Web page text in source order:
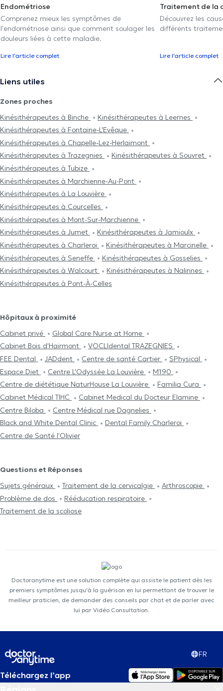
Endométriose
Comprenez mieux les symptômes de
l'endométriose ainsi que comment soulager les
douleurs liées à cette maladie.
Lire l'article complet
Traitement de la
Découvrez les
différents
Lire l'article complet
Liens utiles
Zones proches
Kinésithérapeutes à Binche
Kinésithérapeutes à Leernes
Kinésithérapeutes à Fontaine-L'Evêque
Kinésithérapeutes à Chapelle-Lez-Herlaimont
Kinésithérapeutes à Trazegnies
Kinésithérapeutes à Souvret
Kinésithérapeutes à Tubize
Kinésithérapeutes à Marchienne-Au-Pont
Kinésithérapeutes à La Louvière
Kinésithérapeutes à Courcelles
Kinésithérapeutes à Mont-Sur-Marchienne
Kinésithérapeutes à Jumet
Kinésithérapeutes à Jamioulx
Kinésithérapeutes à Charleroi
Kinésithérapeutes à Marcinelle
Kinésithérapeutes à Seneffe
Kinésithérapeutes à Gosselies
Kinésithérapeutes à Walcourt
Kinésithérapeutes à Nalinnes
Kinésithérapeutes à Pont-À-Celles
Hôpitaux à proximité
Cabinet privé
Global Care Nurse at Home
Cabinet Bois d'Hairmont
VOCLIdental TRAZEGNIES
FEE Dental
JADdent Centre de santé Cartier
SPhysical
Espace Diet
Centre L'Odyssée La Louvière
M190
Centre de diététique NaturHouse La Louvière
Familia Cura
Cabinet Médical TIHC
Cabinet Medical du Docteur Elamine
Centre Biloba
Centre Médical rue Dagnelies
Black and White Dental Clinic
Dental Family Charleroi
Centre de Santé l'Olivier
Questions et Réponses
Sujets généraux
Traitement de la cervicalgie
Arthroscopie
Problème de dos
Rééducation respiratoire
Traitement de la scoliose
Doctoranytime est une solution complète qui assiste le patient dès les
premiers symptômes jusqu'à la guérison en lui permettant de trouver le
meilleur praticien, de demander des conseils par chat et de parler avec
lui par Vidéo Consultation.
FR
Téléchargez l’app